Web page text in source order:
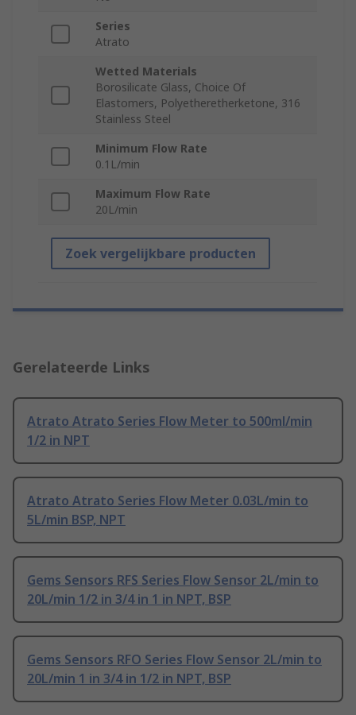
Series
Atrato
Wetted Materials
Borosilicate Glass, Choice Of
Elastomers, Polyetheretherketone, 316
Stainless Steel
Minimum Flow Rate
0.1L/min
Maximum Flow Rate
20L/min
Zoek vergelijkbare producten
Gerelateerde Links
Atrato Atrato Series Flow Meter to 500ml/min
1/2 in NPT
Atrato Atrato Series Flow Meter 0.03L/min to
5L/min BSP, NPT
Gems Sensors RFS Series Flow Sensor 2L/min to
20L/min 1/2 in 3/4 in 1 in NPT, BSP
Gems Sensors RFO Series Flow Sensor 2L/min to
20L/min 1 in 3/4 in 1/2 in NPT, BSP